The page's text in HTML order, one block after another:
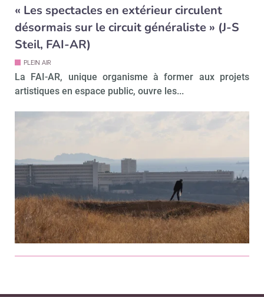
« Les spectacles en extérieur circulent
désormais sur le circuit généraliste » (J-S
Steil, FAI-AR)
PLEIN AIR
La FAI-AR, unique organisme à former aux projets
artistiques en espace public, ouvre les...